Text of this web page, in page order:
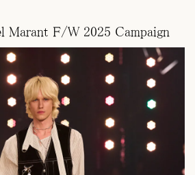
Marant F/W 2025 Campaign